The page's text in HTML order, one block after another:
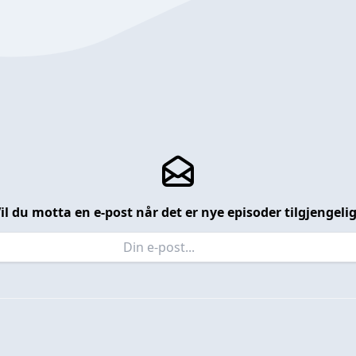
du motta en e-post når det er nye episoder